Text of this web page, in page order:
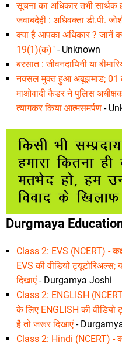
सूचना का अधिकार तभी सार्थक
जवाबदेही : अधिवक्ता डी.पी.
क्या है आपका अधिकार ? जानें
19(1)(क)" - Unknown
बरसात : जीवनदायिनी या
नक्सल मुक्त हुआ अबूझमाड; 01
माओवादी कैडर ने पुलिस
त्यागकर किया आत्मसमर्पण -
Durgmaya
Class 2: EVS (NCERT) -
EVS की वीडियो
दिखाएं- Durgamya Joshi
Class 2: ENGLISH
के लिए ENGLISH की वीडियो
है तो जरूर दिखाएं-
Class 2: Hindi (NCERT) -